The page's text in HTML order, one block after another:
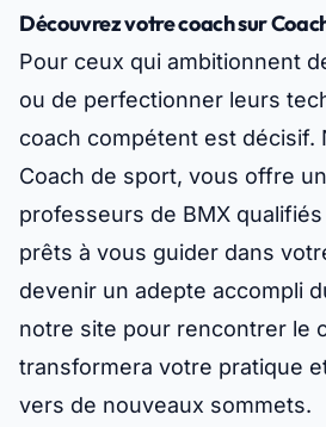
Découvrez votre coach sur
Pour ceux qui ambitionnent
ou de perfectionner leurs
coach compétent est décisif.
Coach de sport, vous offre
professeurs de BMX
prêts à vous guider dans
devenir un adepte accompli
notre site pour rencontrer le
transformera votre pratique
vers de nouveaux sommets.